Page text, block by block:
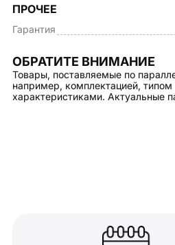
ПРОЧЕЕ
Гарантия
ОБРАТИТЕ ВНИМАНИЕ
Товары, поставляемые по
например, комплектацией,
характеристиками. Актуальные